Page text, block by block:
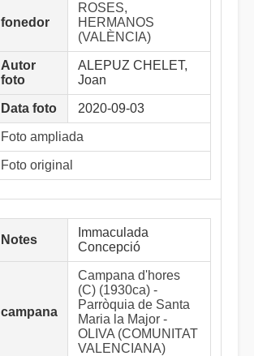
fonedor
ROSES,
HERMANOS
(VALÈNCIA)
Autor
foto
ALEPUZ CHELET,
Joan
Data foto 2020-09-03
Foto ampliada
Foto original
Notes
Immaculada
Concepció
campana
Campana d'hores
(C) (1930ca) -
Parròquia de Santa
Maria la Major -
OLIVA (COMUNITAT
VALENCIANA)